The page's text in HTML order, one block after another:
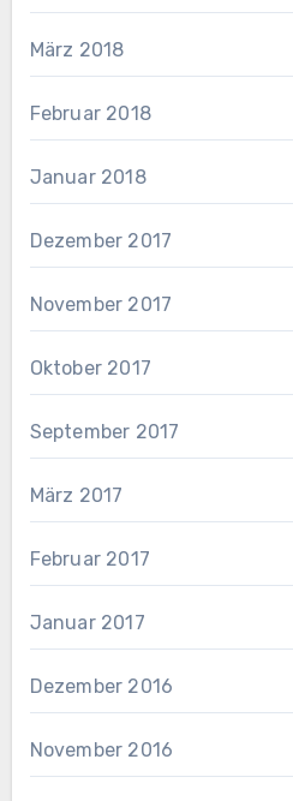
März 2018
Februar 2018
Januar 2018
Dezember 2017
November 2017
Oktober 2017
September 2017
März 2017
Februar 2017
Januar 2017
Dezember 2016
November 2016